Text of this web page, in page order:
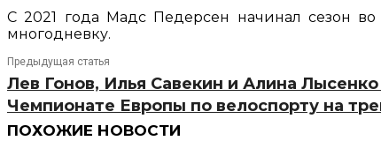
С 2021 года Мадс Педерсен начинал сезон
многодневку.
Предыдущая статья
Лев Гонов, Илья Савекин и Алина
Чемпионате Европы по велоспорту на
ПОХОЖИЕ НОВОСТИ